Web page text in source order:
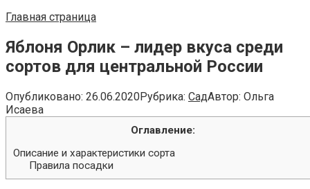
Главная страница
Яблоня Орлик – лидер вкуса среди
сортов для центральной России
Опубликовано: 26.06.2020Рубрика: СадАвтор: Ольга
Исаева
Оглавление:
Описание и характеристики сорта
Правила посадки